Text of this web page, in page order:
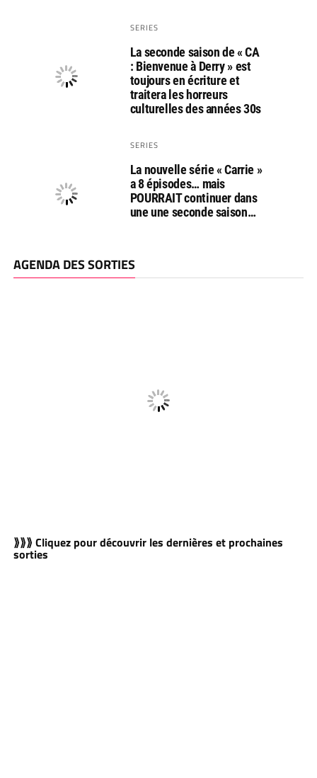
SERIES
La seconde saison de « CA
: Bienvenue à Derry » est
toujours en écriture et
traitera les horreurs
culturelles des années 30s
SERIES
La nouvelle série « Carrie »
a 8 épisodes… mais
POURRAIT continuer dans
une une seconde saison…
AGENDA DES SORTIES
⟫⟫⟫ Cliquez pour découvrir les dernières et prochaines
sorties